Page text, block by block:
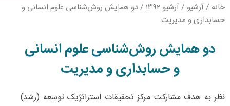
خانه /آرشیو /آرشیو ۱۳۹۲
/ دو همایش ‌روش‌شناسی علوم انسانی و
حسابداری و مدیریت
دو همایش ‌روش‌شناسی علوم انسانی
و حسابداری و مدیریت
نظر به هدف مشارکت مرکز تحقیقات استراتژیک توسعه (رشد)